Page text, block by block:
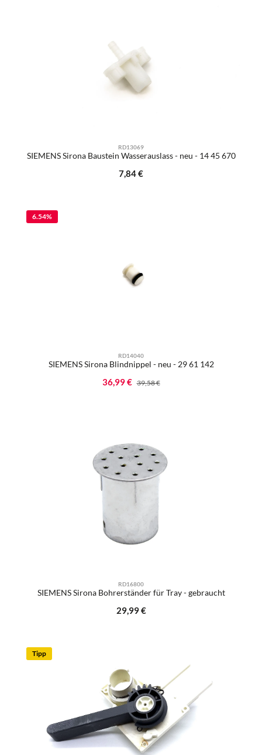
RD13069
SIEMENS Sirona Baustein Wasserauslass - neu - 14 45 670
Regulärer Preis:
7,84 €
6.54%
RD14040
SIEMENS Sirona Blindnippel - neu - 29 61 142
Verkaufspreis:
36,99 € Regulärer Preis:
39,58 €
RD16800
SIEMENS Sirona Bohrerständer für Tray - gebraucht
Regulärer Preis:
29,99 €
Tipp